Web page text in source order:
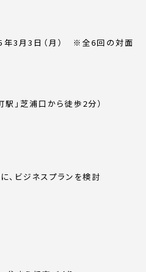
年3月3日（月） ※全6回の対面
」芝浦口から徒歩2分）
ビジネスプランを検討